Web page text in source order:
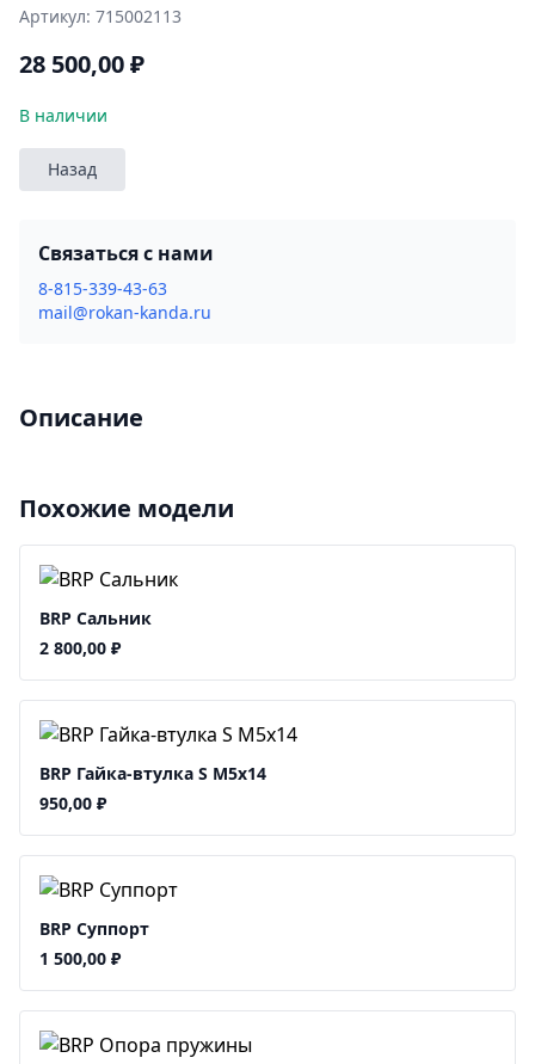
Артикул: 715002113
28 500,00₽
В наличии
Назад
Связаться с нами
8-815-339-43-63
mail@rokan-kanda.ru
Описание
Похожие модели
BRP Сальник
2 800,00 ₽
BRP Гайка-втулка S M5x14
950,00 ₽
BRP Суппорт
1 500,00 ₽